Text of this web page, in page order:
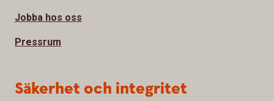
Jobba hos oss
Pressrum
Säkerhet och integritet